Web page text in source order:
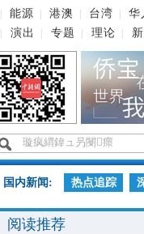
能源 港澳 台湾 华
演出 专题 理论
国内新闻: 热点追踪
阅读推荐